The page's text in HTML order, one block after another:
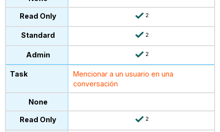
2
2
2
Mencionar a un usuario en una
conversación
2